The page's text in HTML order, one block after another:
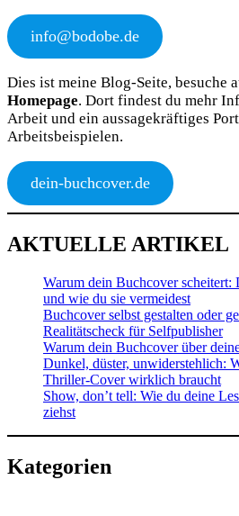
info@bodobe.de
Dies ist meine Blog-Seite, besuche
Homepage. Dort findest du mehr
Arbeit und ein aussagekräftiges
Arbeitsbeispielen.
dein-buchcover.de
AKTUELLE ARTIKEL
Warum dein Buchcover scheitert:
und wie du sie vermeidest
Buchcover selbst gestalten oder
Realitätscheck für Selfpublisher
Warum dein Buchcover über
Dunkel, düster, unwiderstehlich:
Thriller-Cover wirklich braucht
Show, don’t tell: Wie du deine
ziehst
Kategorien